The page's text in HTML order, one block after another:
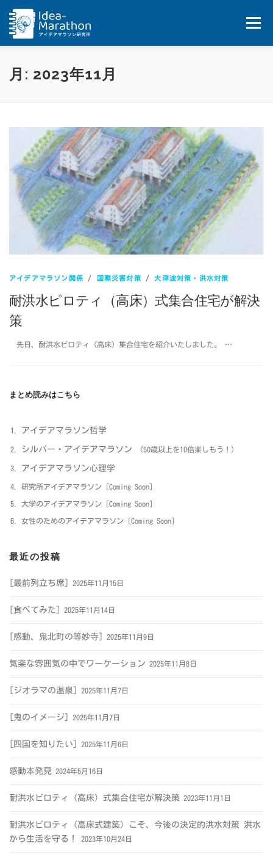
メニュー
HOME IDEA-MARATHON
COMPANY CONTACT
月: 2023年11月
アイデアマラソン関係 / 国際災害対策 /大津波対策・洪水対策
耐洪水ピロティ（高床）式集合住宅が解決
策
先日、耐洪水ピロティ（高床）集合住宅を紹介いたしました。 …
まとめ読みはこちら
アイデアマラソン哲学
シルバー・アイデアマラソン （50歳以上を10倍楽しもう！）
アイデアマラソン心理学
研究所アイデアマラソン [Coming Soon]
大学のアイデアマラソン [Coming Soon]
女性のためのアイデアマラソン [Coming Soon]
最近の投稿
[最前列立ち席] 2025年11月15日
[食べてみた] 2025年11月14日
[感動、鬼北町の等妙寺] 2025年11月9日
気楽な雰囲気の中でワーケーション 2025年11月8日
[ジオラマの温泉] 2025年11月7日
[鬼のイメージ] 2025年11月7日
[四国を知りたい] 2025年11月6日
感動本発見 2024年5月16日
耐洪水ピロティ（高床）式集合住宅が解決策 2023年11月1日
耐洪水ピロティ（高床式建築）こそ、今後の決定的洪水対策 洪水
から生活を守る！
2023年10月24日